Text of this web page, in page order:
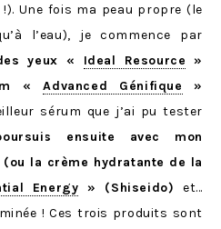
Une fois ma peau propre (le
l’eau), je commence par
yeux « Ideal Resource »
«Advanced Génifique »
sérum que j’ai pu tester
ensuite avec mon
la crème hydratante de la
Energy » (Shiseido)et…
! Ces trois produits sont